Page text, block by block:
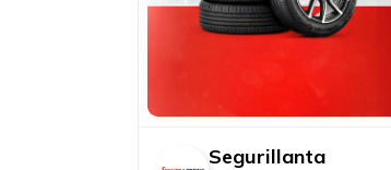
Segurillanta